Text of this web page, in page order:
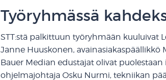
Työryhmässä
STT:stä palkittuun työryhmään kuuluivat
Janne Huuskonen, avainasiakaspäällikkö
Bauer Median edustajat olivat
ohjelmajohtaja Osku Nurmi, tekniikan